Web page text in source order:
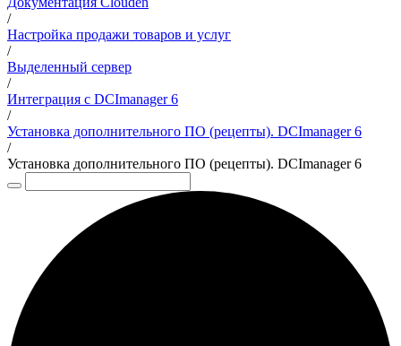
/
Настройка продажи товаров и услуг
/
Выделенный сервер
/
Интеграция с DCImanager 6
/
Установка дополнительного ПО (рецепты). DCImanager 6
/
Установка дополнительного ПО (рецепты). DCImanager 6